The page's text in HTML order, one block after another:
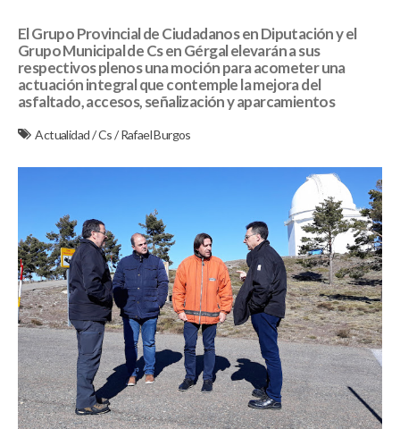
El Grupo Provincial de Ciudadanos en Diputación y el
Grupo Municipal de Cs en Gérgal elevarán a sus
respectivos plenos una moción para acometer una
actuación integral que contemple la mejora del
asfaltado, accesos, señalización y aparcamientos
Actualidad/Cs/Rafael Burgos